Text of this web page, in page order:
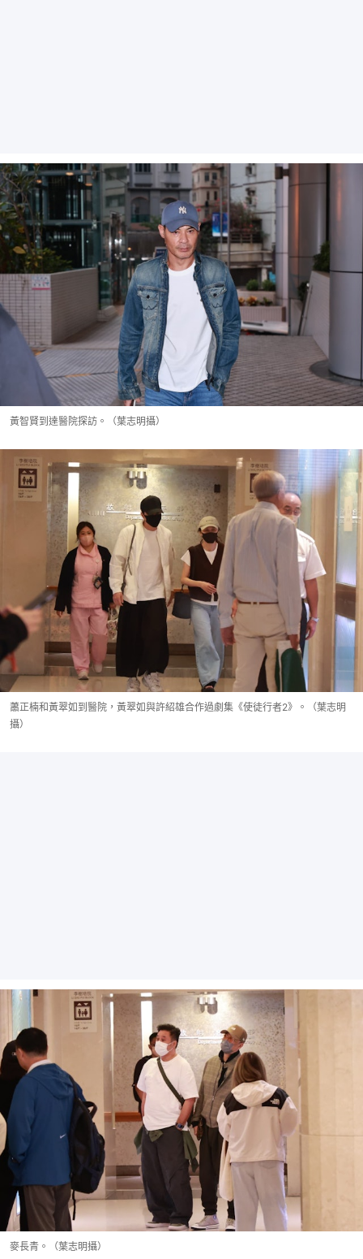
黃智賢到達醫院探訪。（葉志明攝）
蕭正楠和黃翠如到醫院，黃翠如與許紹雄合作過劇集《使徒行者2》。（葉志明
攝）
麥長青。（葉志明攝）